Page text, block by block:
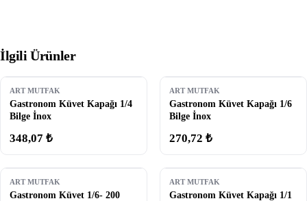
İlgili Ürünler
ART MUTFAK
Gastronom Küvet Kapağı 1/4
Bilge İnox
348,07 ₺
ART MUTFAK
Gastronom Küvet Kapağı 1/6
Bilge İnox
270,72 ₺
ART MUTFAK
Gastronom Küvet 1/6- 200
ART MUTFAK
Gastronom Küvet Kapağı 1/1